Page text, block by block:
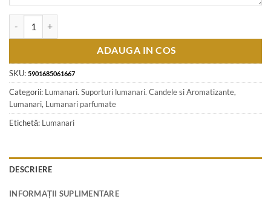
ADAUGA IN COS
SKU: 5901685061667
Categorii: Lumanari. Suporturi lumanari. Candele si Aromatizante,
Lumanari, Lumanari parfumate
Etichetă: Lumanari
DESCRIERE
INFORMAȚII SUPLIMENTARE